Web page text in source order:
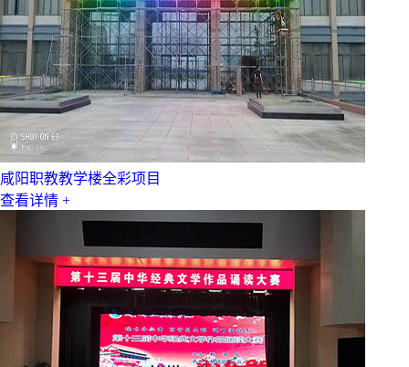
咸阳职教教学楼全彩项目
查看详情 +